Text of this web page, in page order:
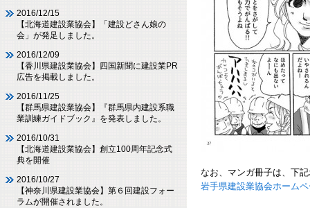
なお、マンガ冊子は、下
岩手県建設業協会ホーム
2016/12/15
【北海道建設業協会】「建設どさん娘の
会」が発足しました。
2016/12/09
【香川県建設業協会】四国新聞に建設業PR
広告を掲載しました。
2016/11/25
【群馬県建設業協会】『群馬県内建設系職
業訓練ガイドブック』を発表しました。
2016/10/31
【北海道建設業協会】創立100周年記念式
典を開催
2016/10/27
【神奈川県建設業協会】第６回建設フォー
ラムが開催されました。